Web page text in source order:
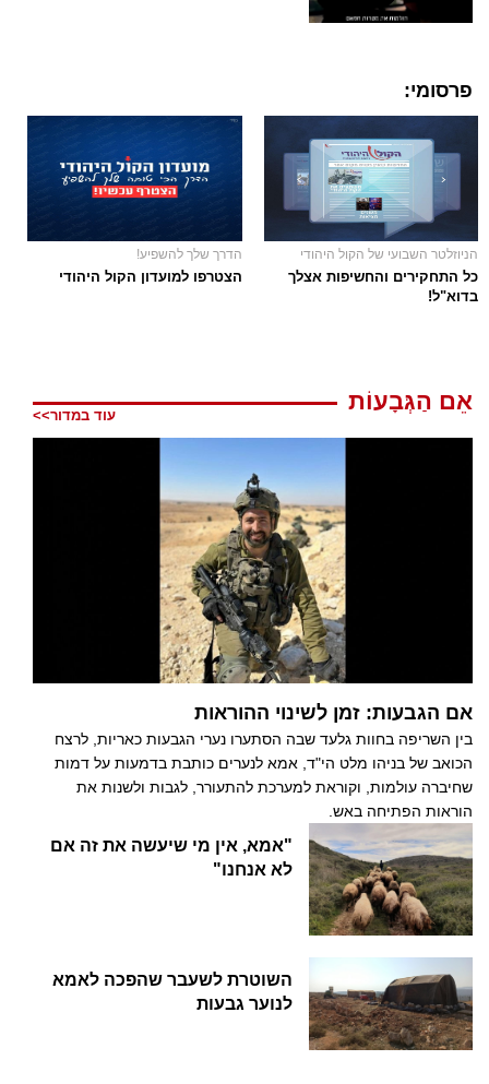
פרסומי:
הניוזלטר השבועי של הקול היהודי
כל התחקירים והחשיפות אצלך
בדוא"ל!
הדרך שלך להשפיע!
הצטרפו למועדון הקול היהודי
אֵם הַגְּבָעוֹת
עוד במדור>>
אם הגבעות: זמן לשינוי ההוראות
בין השריפה בחוות גלעד שבה הסתערו נערי הגבעות כאריות, לרצח
הכואב של בניהו מלט הי"ד, אמא לנערים כותבת בדמעות על דמות
שחיברה עולמות, וקוראת למערכת להתעורר, לגבות ולשנות את
הוראות הפתיחה באש.
"אמא, אין מי שיעשה את זה אם
לא אנחנו"
השוטרת לשעבר שהפכה לאמא
לנוער גבעות